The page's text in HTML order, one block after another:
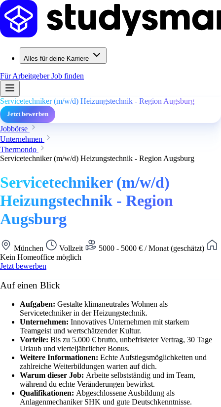
Alles für deine Karriere
Für ArbeitgeberJob finden
Servicetechniker (m/w/d) Heizungstechnik - Region Augsburg
Jetzt bewerben
Jobbörse
Unternehmen
Thermondo
Servicetechniker (m/w/d) Heizungstechnik - Region Augsburg
Servicetechniker (m/w/d)
Heizungstechnik - Region
Augsburg
München Vollzeit
5000 - 5000 € / Monat (geschätzt)
Kein Homeoffice möglich
Jetzt bewerben
Auf einen Blick
Aufgaben: Gestalte klimaneutrales Wohnen als
Servicetechniker in der Heizungstechnik.
Unternehmen: Innovatives Unternehmen mit starkem
Teamgeist und wertschätzender Kultur.
Vorteile: Bis zu 5.000 € brutto, unbefristeter Vertrag, 30 Tage
Urlaub und vierteljährlicher Bonus.
Weitere Informationen: Echte Aufstiegsmöglichkeiten und
zahlreiche Weiterbildungen warten auf dich.
Warum dieser Job: Arbeite selbstständig und im Team,
während du echte Veränderungen bewirkst.
Qualifikationen: Abgeschlossene Ausbildung als
Anlagenmechaniker SHK und gute Deutschkenntnisse.